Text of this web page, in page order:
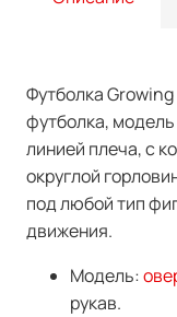
Футболка
футболка,
линией плеча, с
округлой
под любой тип
движения.
Модель:
рукав.